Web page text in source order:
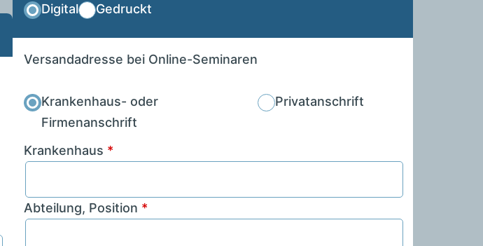
Digital Gedruckt
Versandadresse bei Online-Seminaren
Krankenhaus- oder
Firmenanschrift
Privatanschrift
Krankenhaus *
Abteilung, Position *